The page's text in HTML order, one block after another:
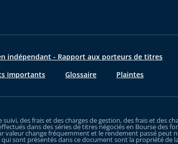
indépendant - Rapport aux porteurs de titres
importants
Glossaire Plaintes
suivi, des frais et des charges de gestion, des frais et des
dans des séries de titres négociés en Bourse
valeur change fréquemment et le rendement passé peut
sont présentés dans ce document sont la propriété